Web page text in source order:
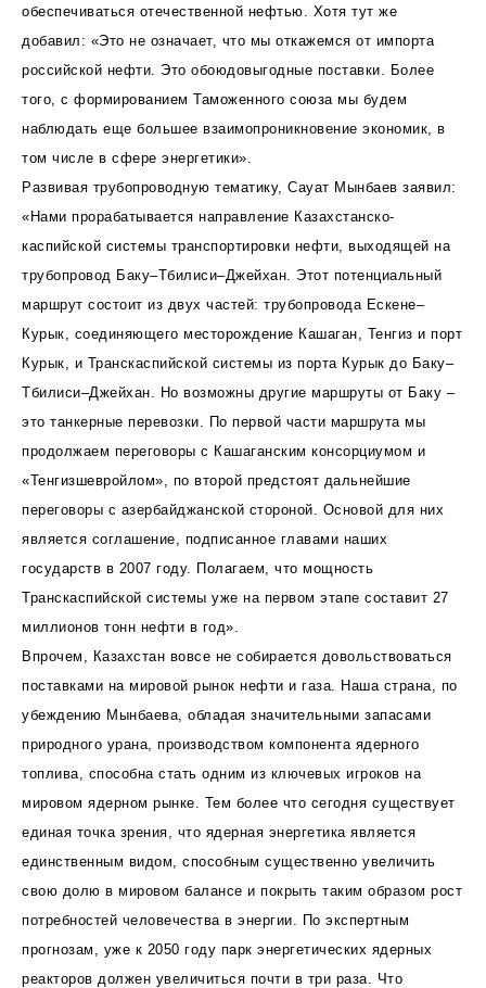
обеспечиваться отечественной нефтью. Хотя тут же
добавил: «Это не означает, что мы откажемся от импорта
российской нефти. Это обоюдовыгодные поставки. Более
того, с формированием Таможенного союза мы будем
наблюдать еще большее взаимопроникновение экономик, в
том числе в сфере энергетики».
Развивая трубопроводную тематику, Сауат Мынбаев заявил:
«Нами прорабатывается направление Казахстанско-
каспийской системы транспортировки нефти, выходящей на
трубопровод Баку–Тбилиси–Джейхан. Этот потенциальный
маршрут состоит из двух частей: трубопровода Ескене–
Курык, соединяющего месторождение Кашаган, Тенгиз и порт
Курык, и Транскаспийской системы из порта Курык до Баку–
Тбилиси–Джейхан. Но возможны другие маршруты от Баку –
это танкерные перевозки. По первой части маршрута мы
продолжаем переговоры с Кашаганским консорциумом и
«Тенгизшевройлом», по второй предстоят дальнейшие
переговоры с азербайджанской стороной. Основой для них
является соглашение, подписанное главами наших
государств в 2007 году. Полагаем, что мощность
Транскаспийской системы уже на первом этапе составит 27
миллионов тонн нефти в год».
Впрочем, Казахстан вовсе не собирается довольствоваться
поставками на мировой рынок нефти и газа. Наша страна, по
убеждению Мынбаева, обладая значительными запасами
природного урана, производством компонента ядерного
топлива, способна стать одним из ключевых игроков на
мировом ядерном рынке. Тем более что сегодня существует
единая точка зрения, что ядерная энергетика является
единственным видом, способным существенно увеличить
свою долю в мировом балансе и покрыть таким образом рост
потребностей человечества в энергии. По экспертным
прогнозам, уже к 2050 году парк энергетических ядерных
реакторов должен увеличиться почти в три раза. Что